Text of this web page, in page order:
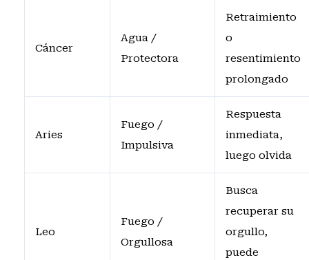
Cáncer
Agua /
Protectora
Retraimiento
o
resentimiento
prolongado
Aries
Fuego /
Impulsiva
Respuesta
inmediata,
luego olvida
Leo
Fuego /
Orgullosa
Busca
recuperar su
orgullo,
puede